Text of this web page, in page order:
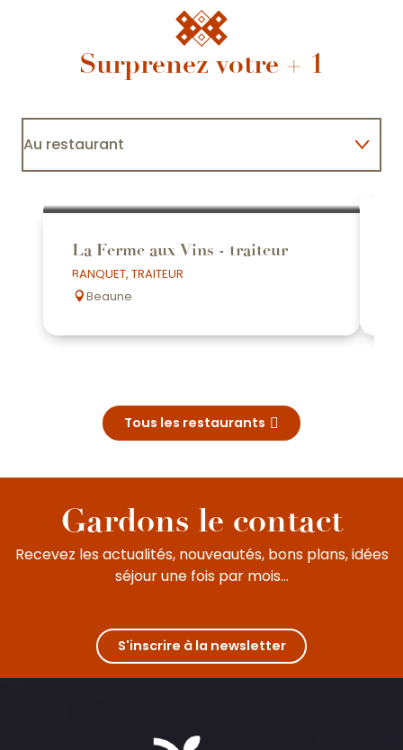
Surprenez votre + 1
Au restaurant
Pour une nuit love love
La Ferme aux Vins - traiteur
BANQUET, TRAITEUR
Beaune
Tous les restaurants
Gardons le contact
Recevez les actualités, nouveautés, bons plans, idées
séjour une fois par mois...
S'inscrire à la newsletter